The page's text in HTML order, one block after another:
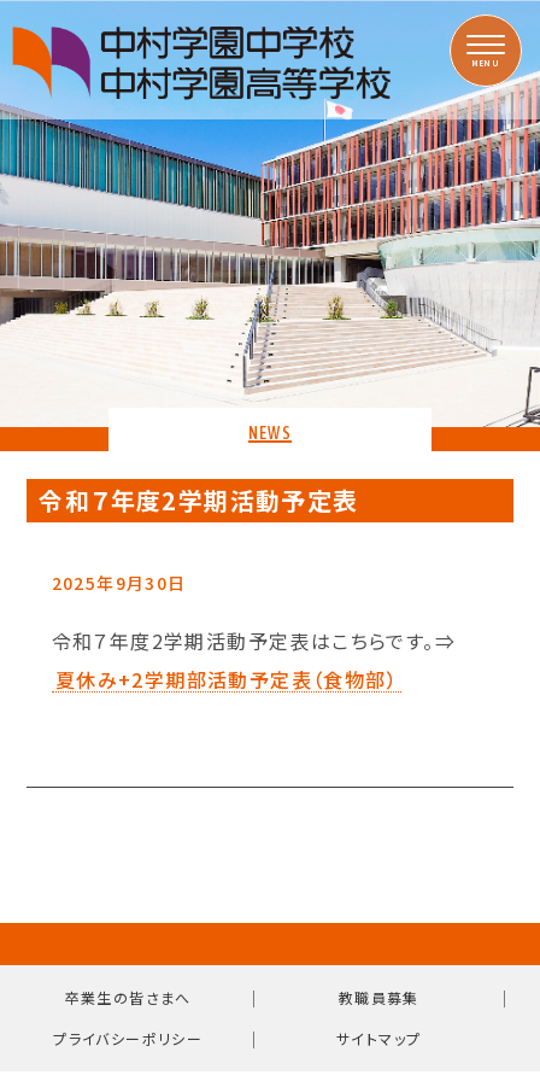
MENU
NEWS
令和７年度2学期活動予定表
2025年9月30日
令和７年度2学期活動予定表はこちらです。⇒
夏休み+2学期部活動予定表（食物部）
卒業生の皆さまへ ｜ 教職員募集 ｜
プライバシーポリシー ｜ サイトマップ